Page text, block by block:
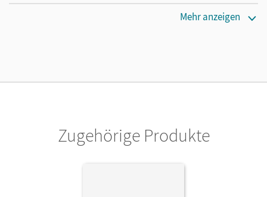
Unterrichtsmanagers solange das Lehrwerk erhältlich ist.
Herausgeber/-in
Mehr anzeigen
Zugehörige Produkte